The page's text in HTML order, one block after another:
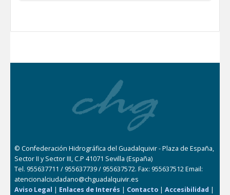
© Confederación Hidrográfica del Guadalquivir - Plaza de España,
Sector II y Sector III, C.P 41071 Sevilla (España)
Tel. 955637711 / 955637739 / 955637572. Fax: 955637512 Email:
atencionalciudadano@chguadalquivir.es
Aviso Legal | Enlaces de Interés | Contacto |Accesibilidad |